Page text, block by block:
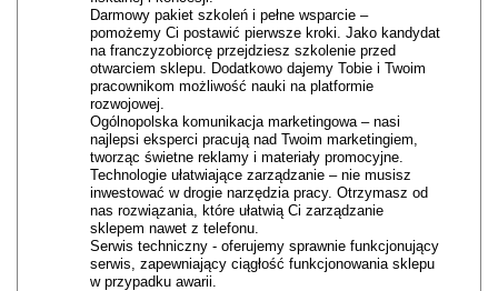
Darmowy pakiet szkoleń i pełne wsparcie –
pomożemy Ci postawić pierwsze kroki. Jako kandydat
na franczyzobiorcę przejdziesz szkolenie przed
otwarciem sklepu. Dodatkowo dajemy Tobie i Twoim
pracownikom możliwość nauki na platformie
rozwojowej.
Ogólnopolska komunikacja marketingowa – nasi
najlepsi eksperci pracują nad Twoim marketingiem,
tworząc świetne reklamy i materiały promocyjne.
Technologie ułatwiające zarządzanie – nie musisz
inwestować w drogie narzędzia pracy. Otrzymasz od
nas rozwiązania, które ułatwią Ci zarządzanie
sklepem nawet z telefonu.
Serwis techniczny - oferujemy sprawnie funkcjonujący
serwis, zapewniający ciągłość funkcjonowania sklepu
w przypadku awarii.